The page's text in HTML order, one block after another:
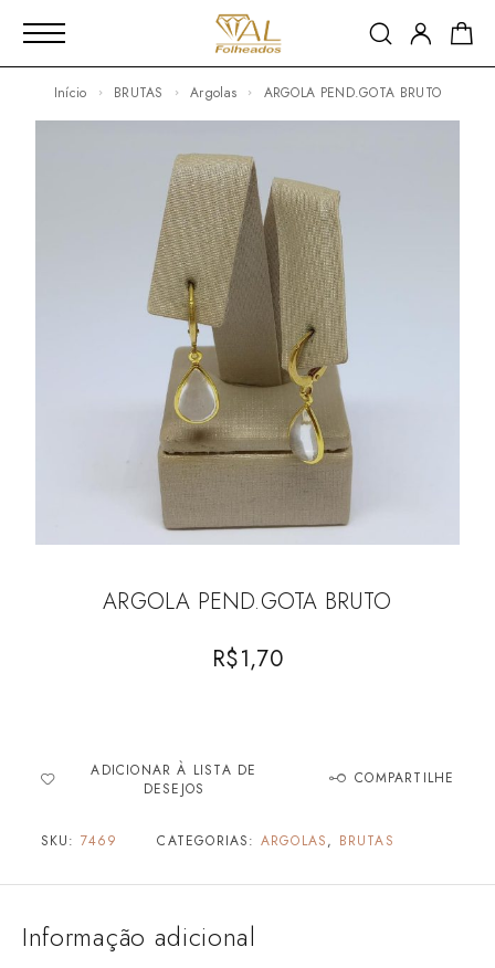
Início BRUTAS Argolas ARGOLA PEND.GOTA BRUTO
ARGOLA PEND.GOTA BRUTO
R$1,70
ADICIONAR À LISTA DE
DESEJOS
COMPARTILHE
SKU: 7469 CATEGORIAS: ARGOLAS, BRUTAS
Informação adicional